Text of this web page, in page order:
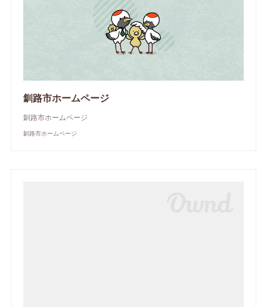
釧路市ホームページ
釧路市ホームページ
釧路市ホームページ